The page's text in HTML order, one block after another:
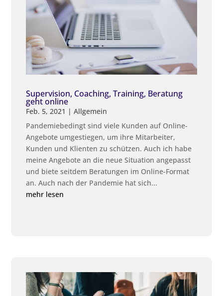
Supervision, Coaching, Training, Beratung
geht online
Feb. 5, 2021 |Allgemein
Pandemiebedingt sind viele Kunden auf Online-
Angebote umgestiegen, um ihre Mitarbeiter,
Kunden und Klienten zu schützen. Auch ich habe
meine Angebote an die neue Situation angepasst
und biete seitdem Beratungen im Online-Format
an. Auch nach der Pandemie hat sich...
mehr lesen